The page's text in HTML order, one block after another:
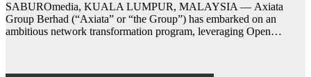
SABUROmedia, KUALA LUMPUR, MALAYSIA — Axiata
Group Berhad (“Axiata” or “the Group”) has embarked on an
ambitious network transformation program, leveraging Open…